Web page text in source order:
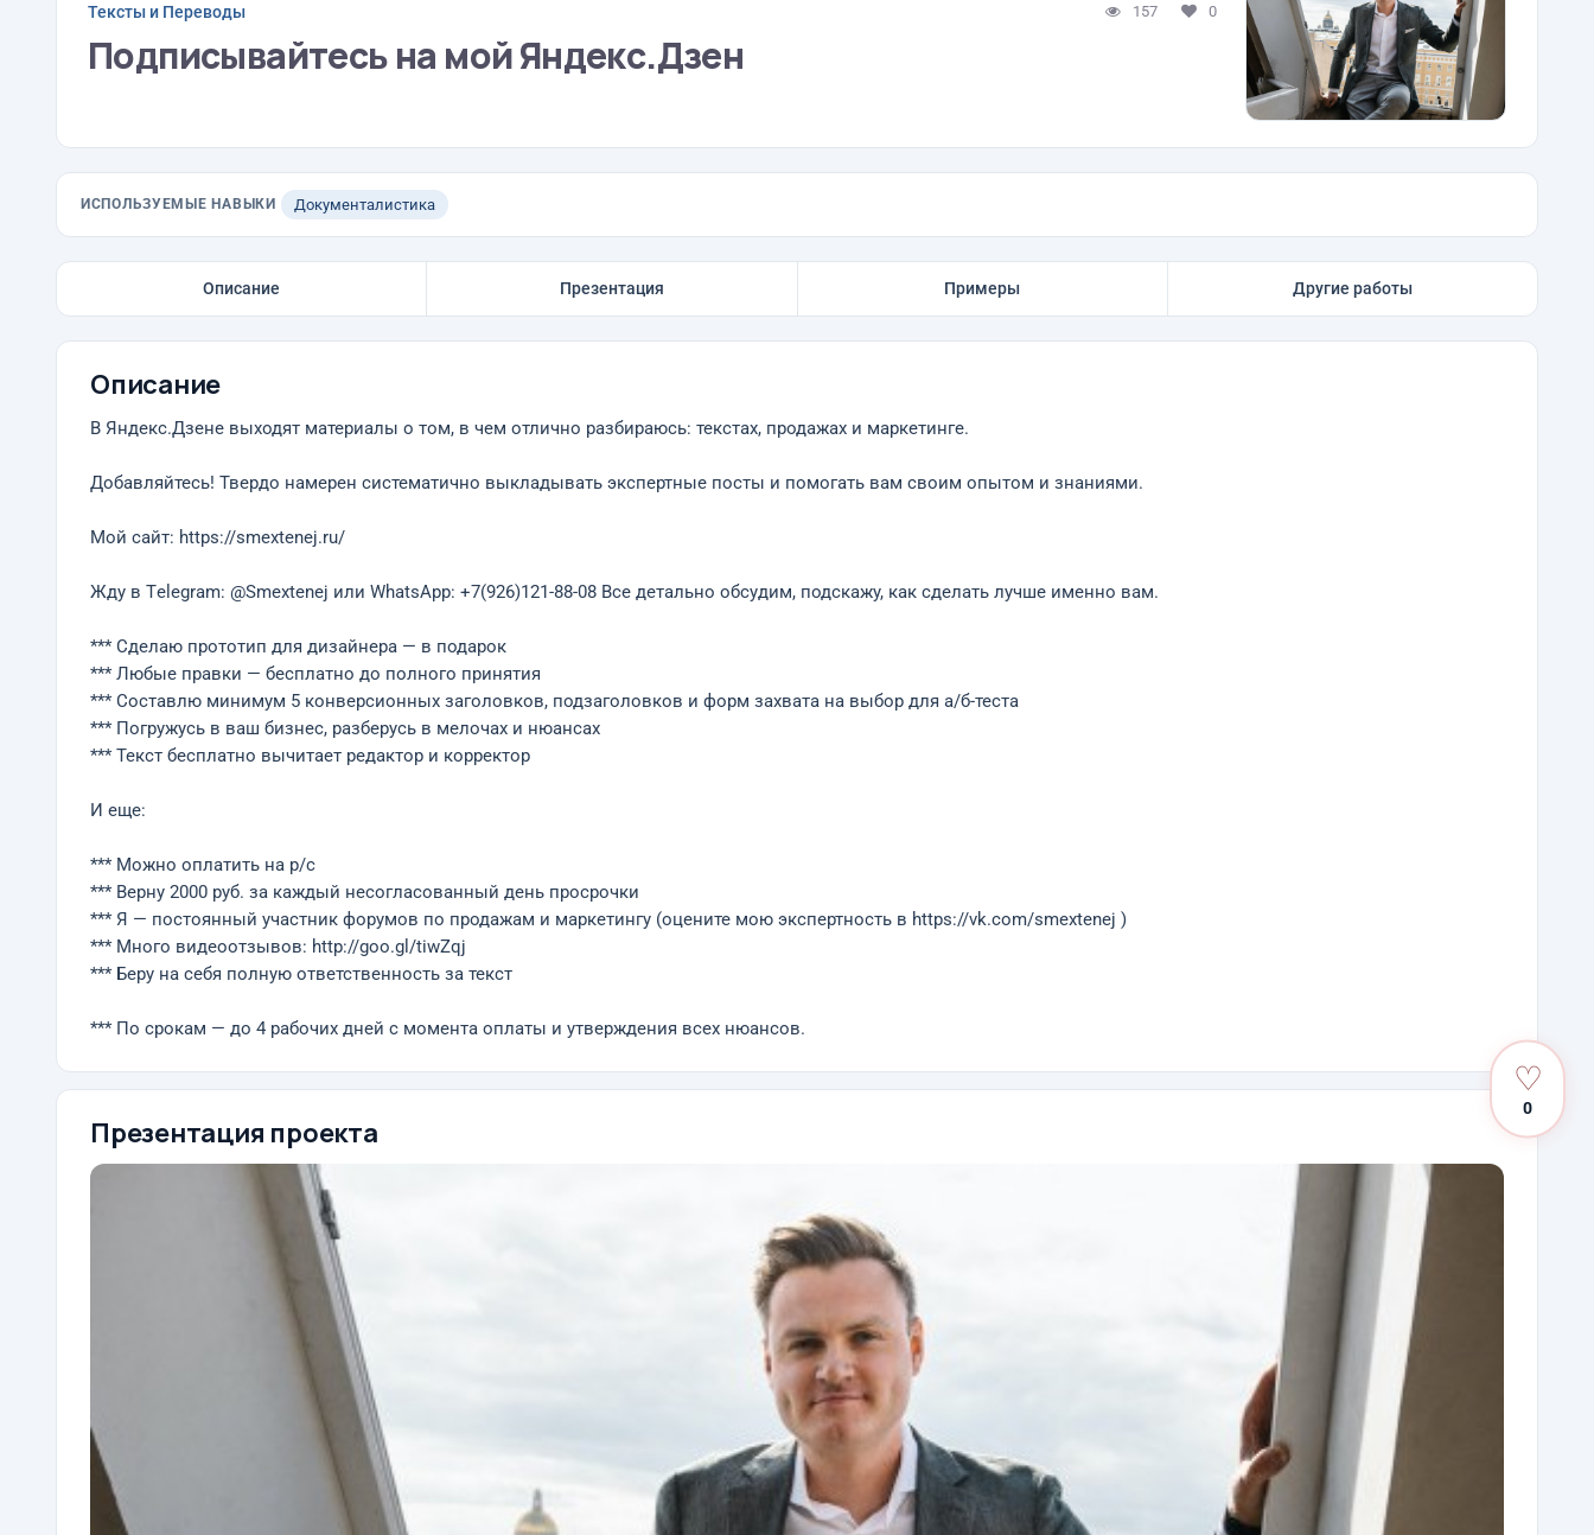
Тексты и Переводы 157 0
Подписывайтесь на мой Яндекс.Дзен
ИСПОЛЬЗУЕМЫЕ НАВЫКИ Документалистика
Описание Презентация Примеры Другие работы
Описание
В Яндекс.Дзене выходят материалы о том, в чем отлично разбираюсь: текстах, продажах и маркетинге.
Добавляйтесь! Твердо намерен систематично выкладывать экспертные посты и помогать вам своим опытом и знаниями.
Мой сайт: https://smextenej.ru/
Жду в Тelegram: @Smextenej или WhatsApp: +7(926)121-88-08 Все детально обсудим, подскажу, как сделать лучше именно вам.
*** Сделаю прототип для дизайнера — в подарок
*** Любые правки — бесплатно до полного принятия
*** Составлю минимум 5 конверсионных заголовков, подзаголовков и форм захвата на выбор для а/б-теста
*** Погружусь в ваш бизнес, разберусь в мелочах и нюансах
*** Текст бесплатно вычитает редактор и корректор
И еще:
*** Можно оплатить на р/с
*** Верну 2000 руб. за каждый несогласованный день просрочки
*** Я — постоянный участник форумов по продажам и маркетингу (оцените мою экспертность в https://vk.com/smextenej )
*** Много видеоотзывов: http://goo.gl/tiwZqj
*** Беру на себя полную ответственность за текст
*** По срокам — до 4 рабочих дней с момента оплаты и утверждения всех нюансов.
Презентация проекта
♡
0